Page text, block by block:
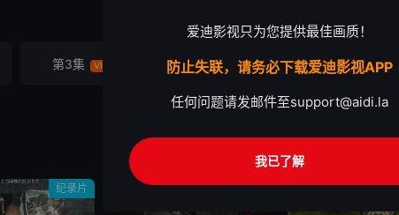
第3集 VIP 第4集 VIP 第5集 VIP
纪录片 纪录片
爱迪影视只为您提供最佳画质！
防止失联，请务必下载爱迪影视APP
任何问题请发邮件至support@aidi.la
我已了解